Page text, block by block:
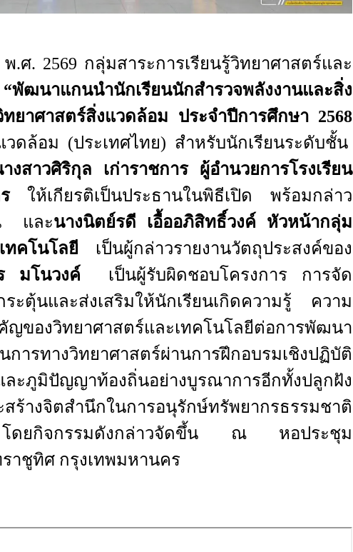
กลุ่มสาระการเรียนรู้วิทยาศาสตร์และ
“พัฒนาแกนนำนักเรียนนักสำรวจพลังงานและสิ่ง
ยาศาสตร์สิ่งแวดล้อม ประจำปีการศึกษา 2568
ล้อม (ประเทศไทย) สำหรับนักเรียนระดับชั้น
งสาวศิริกุล เก่าราชการ ผู้อำนวยการโรงเรียน
ร ให้เกียรติเป็นประธานในพิธีเปิด พร้อมกล่าว
น และนางนิตย์รดี เอื้ออภิสิทธิ์วงค์ หัวหน้ากลุ่ม
เทคโนโลยี เป็นผู้กล่าวรายงานวัตถุประสงค์ของ
มโนวงค์
เป็นผู้รับผิดชอบโครงการ การจัด
ระตุ้นและส่งเสริมให้นักเรียนเกิดความรู้ ความ
ญของวิทยาศาสตร์และเทคโนโลยีต่อการพัฒนา
การทางวิทยาศาสตร์ผ่านการฝึกอบรมเชิงปฏิบัติ
ะภูมิปัญญาท้องถิ่นอย่างบูรณาการอีกทั้งปลูกฝัง
างจิตสำนึกในการอนุรักษ์ทรัพยากรธรรมชาติ
ยกิจกรรมดังกล่าวจัดขึ้น ณ หอประชุม
าชูทิศ กรุงเทพมหานคร